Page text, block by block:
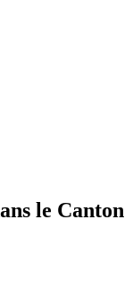
le Canton